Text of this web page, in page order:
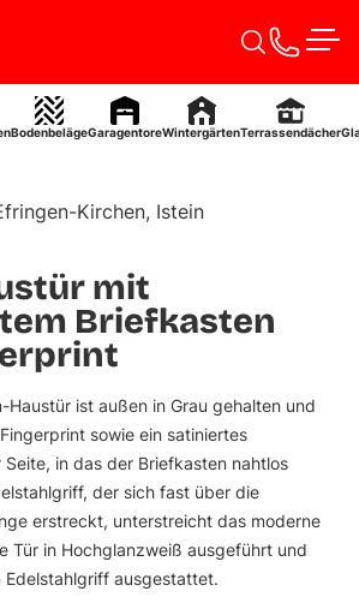
BodenbelägeGaragentoreWintergärtenTerrassendächer
Haustür
Kirchen, Istein
mit
Briefkasten
Haustür ist außen in Grau gehalten und
sowie ein satiniertes
Seite, in das der Briefkasten nahtlos
der sich fast über die
erstreckt, unterstreicht das moderne
Tür in Hochglanzweiß ausgeführt und
Edelstahlgriff ausgestattet.